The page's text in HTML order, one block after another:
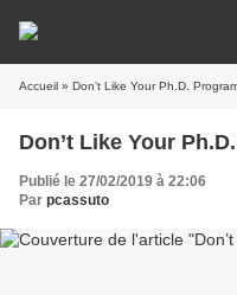
Accueil » Don’t Like Your Ph.D.
Don’t Like Your
Publié le 27/02/2019 à 22:06
Par pcassuto